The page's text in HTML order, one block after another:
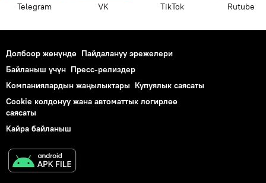
Telegram VK ТikТоk Rutube
Долбоор жөнүндө Пайдалануу эрежелери
Байланыш үчүн Пресс-релиздер
Компаниялардын жаңылыктары Купуялык саясаты
Cookie колдонуу жана автоматтык логирлөө
саясаты
Кайра байланыш